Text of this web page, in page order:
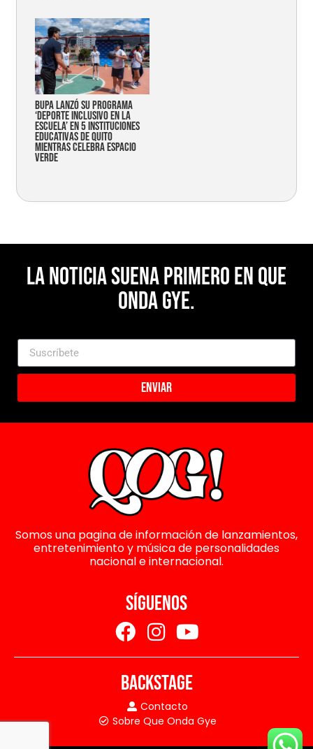
Bupa lanzó su programa
‘Deporte Inclusivo en la
Escuela’ en 5 instituciones
educativas de Quito
mientras celebra espacio
verde
La noticia suena primero en Que
Onda Gye.
Enviar
Somos una pagina de información de lanzamientos,
entretenimiento y música de personalidades
nacional e internacional.
SÍGUENOS
BACKSTAGE
Contacto
Sobre Que Onda Gye